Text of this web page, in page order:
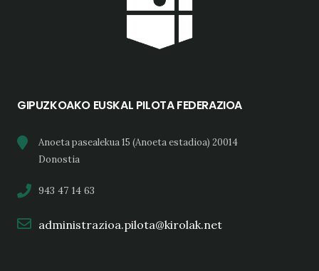
GIPUZKOAKO EUSKAL PILOTA FEDERAZIOA
Anoeta pasealekua 15 (Anoeta estadioa) 20014
Donostia
943 47 14 63
administrazioa.pilota@kirolak.net